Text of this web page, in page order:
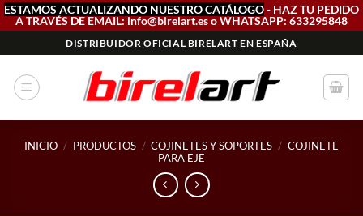
ESTAMOS ACTUALIZANDO NUESTRO CATÁLOGO- HAZ TU PEDIDO
A TRAVÉS DE EMAIL: info@birelart.es o WHATSAPP: 633295848
al
contenido
DISTRIBUIDOR OFICIAL BIRELART EN ESPAÑA
INICIO / PRODUCTOS / COJINETES Y SOPORTES / COJINETE
PARA EJE